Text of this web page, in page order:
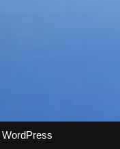
WordPress